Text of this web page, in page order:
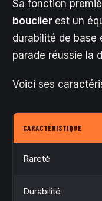
Sa fonction
bouclier est un
durabilité de base
parade réussie la
Voici ses
CARACTÉRISTIQUE
Rareté
Durabilité